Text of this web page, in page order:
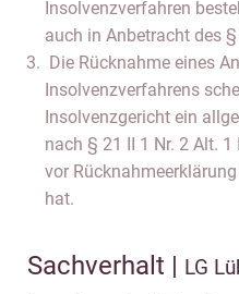
Insolvenzverfahren
auch in Anbetracht des
Die Rücknahme eines
Insolvenzverfahrens
Insolvenzgericht ein
nach § 21 II 1 Nr. 2 Alt.
vor
hat.
Sachverhalt | LG